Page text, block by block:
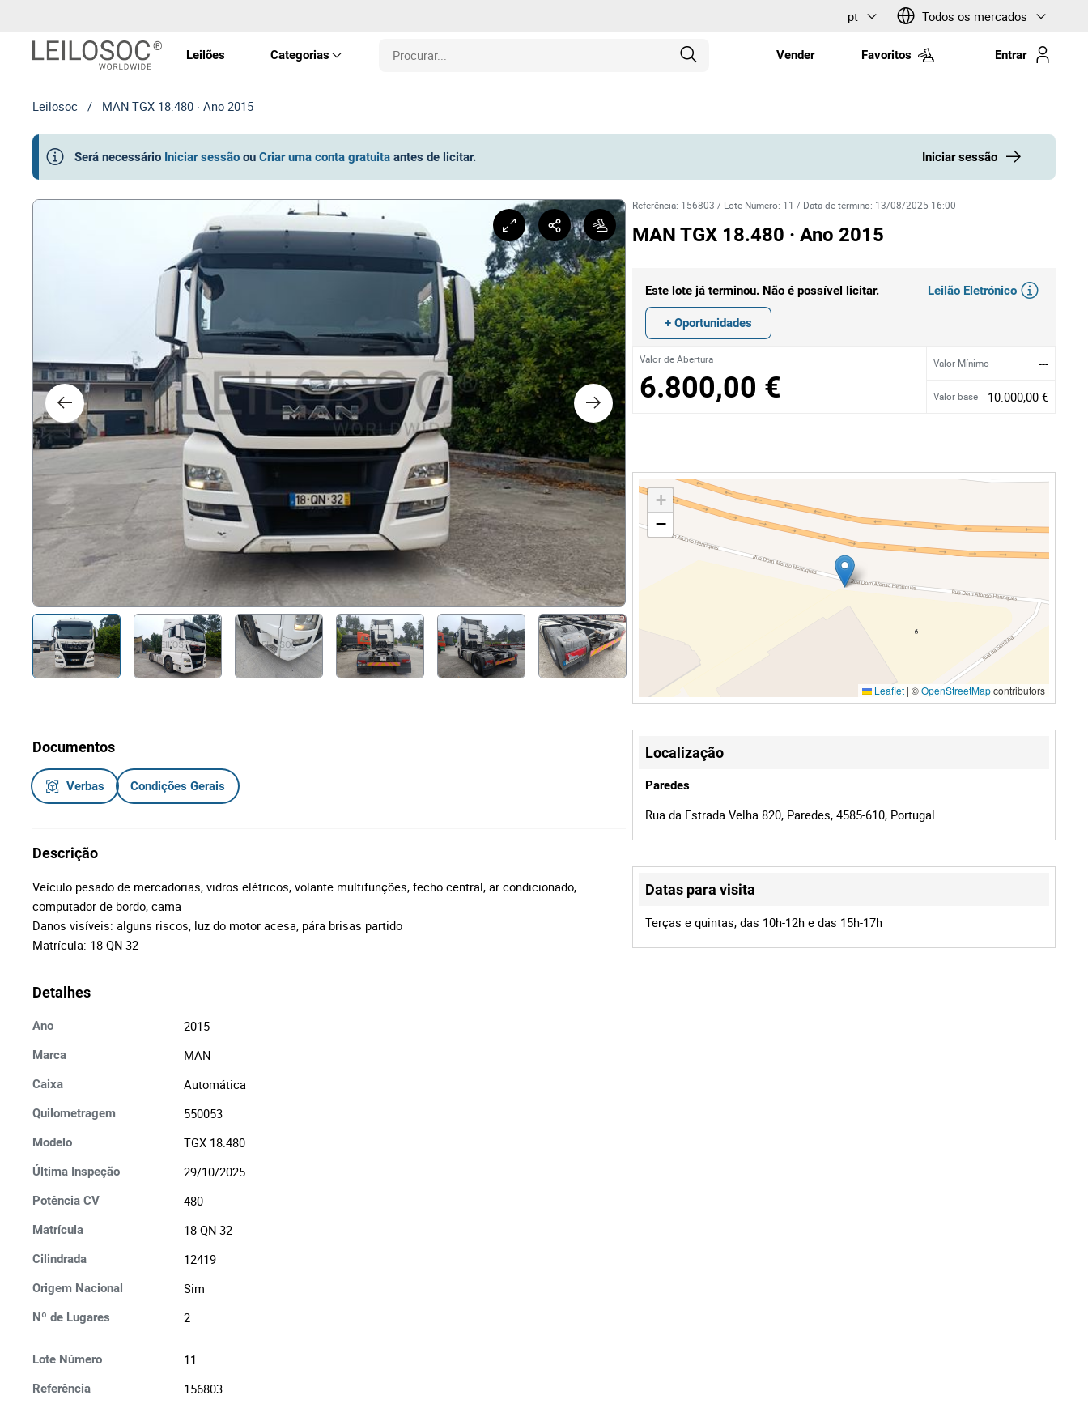
pt Todos os mercados
Leilões Categorias
Veículos
Equipamentos
Arte e Colecionáveis
Direitos
Tecnologia
Mobiliário e Decoração
Outros
Vender Favoritos Entrar
Leilosoc / MAN TGX 18.480 · Ano 2015
Será necessário Iniciar sessão ou Criar uma conta gratuita antes de licitar. Iniciar sessão
Documentos
Verbas Condições Gerais
Descrição
Veículo pesado de mercadorias, vidros elétricos, volante multifunções, fecho central, ar condicionado,
computador de bordo, cama
Danos visíveis: alguns riscos, luz do motor acesa, pára brisas partido
Matrícula: 18-QN-32
Detalhes
Ano 2015
Marca MAN
Caixa Automática
Quilometragem 550053
Modelo TGX 18.480
Última Inspeção 29/10/2025
Potência CV 480
Matrícula 18-QN-32
Cilindrada 12419
Origem Nacional Sim
Nº de Lugares 2
Lote Número 11
Referência 156803
Referência: 156803 / Lote Número: 11 / Data de término: 13/08/2025 16:00
MAN TGX 18.480 · Ano 2015
Este lote já terminou. Não é possível licitar. Leilão Eletrónico
+ Oportunidades
Valor de Abertura
6.800,00 €
Valor Mínimo ---
Valor base 10.000,00 €
+
−
Leaflet | ©OpenStreetMapcontributors
Localização
Paredes
Rua da Estrada Velha 820, Paredes, 4585-610, Portugal
Datas para visita
Terças e quintas, das 10h-12h e das 15h-17h